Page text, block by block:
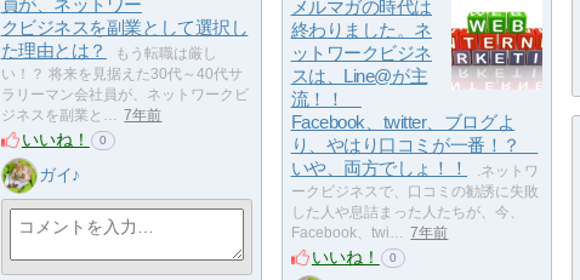
員が、ネットワー
クビジネスを副業として選択し
た理由とは？
もう転職は厳し
い！？ 将来を見据えた30代～40代サ
ラリーマン会社員が、ネットワークビ
ジネスを副業と…
7年前
いいね！ 0
ガイ♪
メルマガの時代は
終わりました。ネ
ットワークビジネ
スは、Line@が主
流！！
Facebook、twitter、ブログよ
り、やはり口コミが一番！？
いや、両方でしょ！！
.ネットワ
ークビジネスで、口コミの勧誘に失敗
した人や息詰まった人たちが、今、
Facebook、twi…
7年前
いいね！ 0